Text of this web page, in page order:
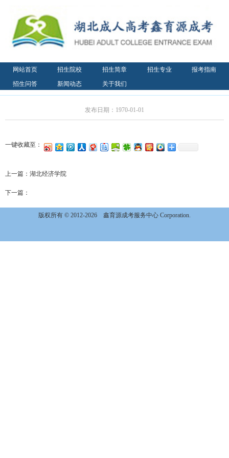
网站首页 招生院校 招生简章 招生专业
报考指南
招生问答
新闻动态 关于我们
发布日期：1970-01-01
一键收藏至：
上一篇： 湖北经济学院
下一篇：
版权所有 © 2012-2026 鑫育源成考服务中心 Corporation.